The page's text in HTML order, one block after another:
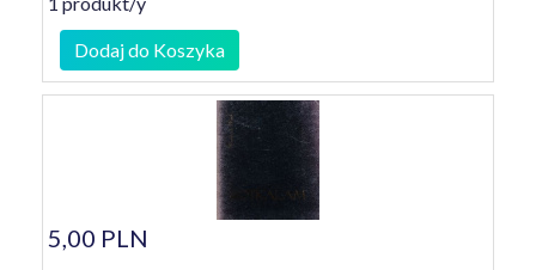
Dodaj do Koszyka
5,00 PLN